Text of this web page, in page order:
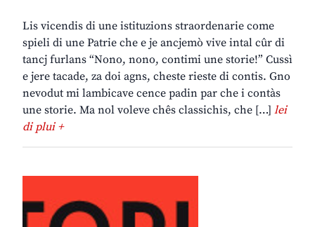
Lis vicendis di une istituzions straordenarie come
spieli di une Patrie che e je ancjemò vive intal cûr di
tancj furlans “Nono, nono, contimi une storie!” Cussì
e jere tacade, za doi agns, cheste rieste di contis. Gno
nevodut mi lambicave cence padin par che i contàs
une storie. Ma nol voleve chês classichis, che […] lei
di plui +